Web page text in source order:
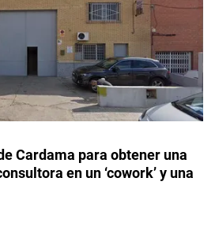
Cardama para obtener una
en un ‘cowork’ y una